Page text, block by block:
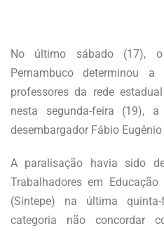
No último sábado (17),
Pernambuco determinou
professores da rede
nesta segunda-feira (19),
desembargador Fábio
A paralisação havia sido
Trabalhadores em
(Sintepe) na última
categoria não concordar